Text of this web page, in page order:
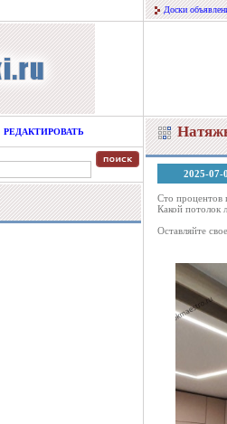
Доски
РЕДАКТИРОВАТЬ
2025-07-
Сто процентов
Какой потолок
Оставляйте